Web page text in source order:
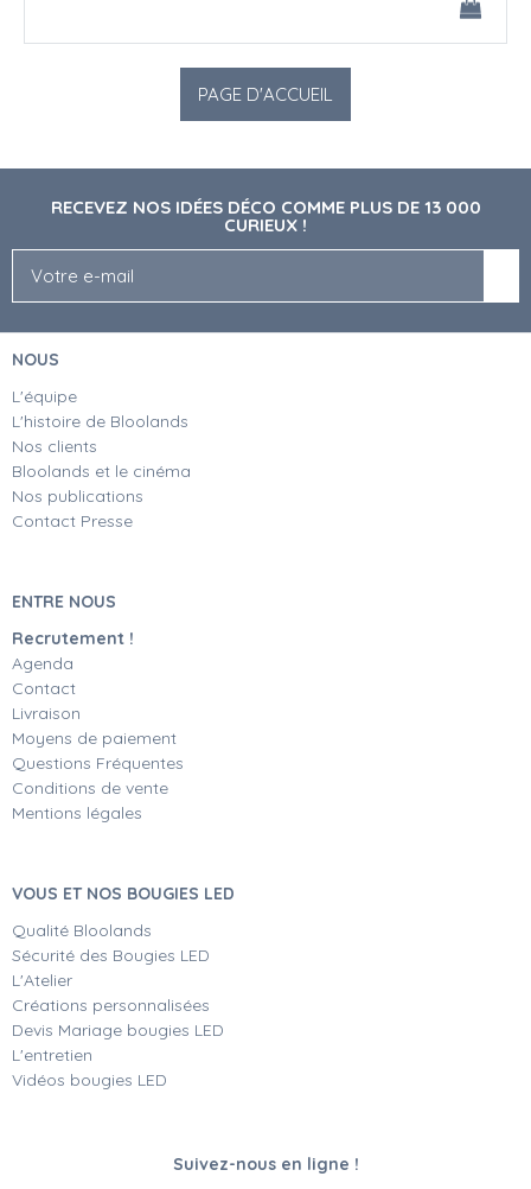
RECEVEZ NOS IDÉES DÉCO COMME PLUS DE 13 000
CURIEUX !
NOUS
L'équipe
L'histoire de Bloolands
Nos clients
Bloolands et le cinéma
Nos publications
Contact Presse
ENTRE NOUS
Recrutement !
Agenda
Contact
Livraison
Moyens de paiement
Questions Fréquentes
Conditions de vente
Mentions légales
VOUS ET NOS BOUGIES LED
Qualité Bloolands
Sécurité des Bougies LED
L'Atelier
Créations personnalisées
Devis Mariage bougies LED
L'entretien
Vidéos bougies LED
Suivez-nous en ligne !